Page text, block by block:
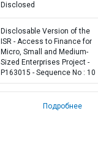
Disclosed
Disclosable Version of the
ISR - Access to Finance for
Micro, Small and Medium-
Sized Enterprises Project -
P163015 - Sequence No : 10
Подробнее